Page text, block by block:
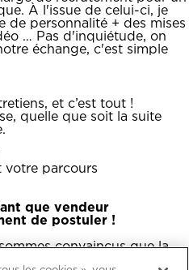
À l'issue de celui-ci, je
de personnalité + des mises
… Pas d'inquiétude, on
échange, c'est simple
et c’est tout !
quelle que soit la suite
votre parcours
que vendeur
de postuler !
convaincus que la